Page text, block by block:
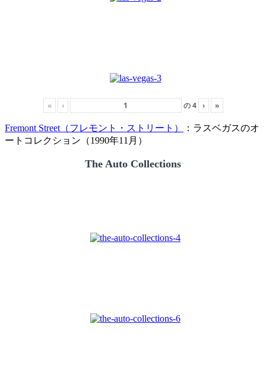
« ‹ の4 › »
Fremont Street（フレモント・ストリート）
：ラスベガスのオ
ートコレクション（1990年11月）
The Auto Collections